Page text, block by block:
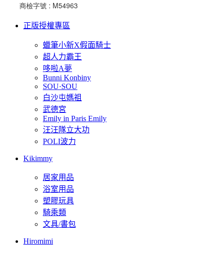
	商檢字號 : M54963
正版授權專區
蠟筆小新X假面騎士
超人力霸王
哆啦A夢
Bunni Konbiny
SOU·SOU
白沙屯媽祖
武德宮
Emily in Paris Emily
汪汪隊立大功
POLI波力
Kikimmy
居家用品
浴室用品
塑膠玩具
騎乘類
文具/書包
Hiromimi